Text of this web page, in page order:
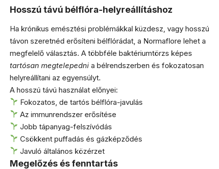
Hosszú távú bélflóra-helyreállításhoz
Ha krónikus emésztési problémákkal küzdesz, vagy hosszú
távon szeretnéd erősíteni bélflórádat, a Normaflore lehet a
megfelelő választás. A többféle baktériumtörzs képes
tartósan megtelepedni a bélrendszerben és fokozatosan
helyreállítani az egyensúlyt.
A hosszú távú használat előnyei:
Fokozatos, de tartós bélflóra-javulás
Az immunrendszer erősítése
Jobb tápanyag-felszívódás
Csökkent puffadás és gázképződés
Javuló általános közérzet
Megelőzés és fenntartás